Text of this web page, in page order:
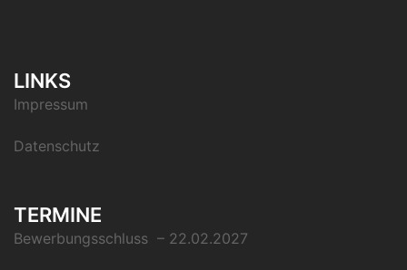
LINKS
Impressum
Datenschutz
TERMINE
Bewerbungsschluss – 22.02.2027